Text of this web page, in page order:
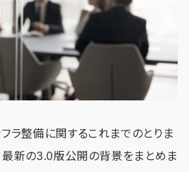
ラ整備に関するこれまでのとりま
最新の3.0版公開の背景をまとめま